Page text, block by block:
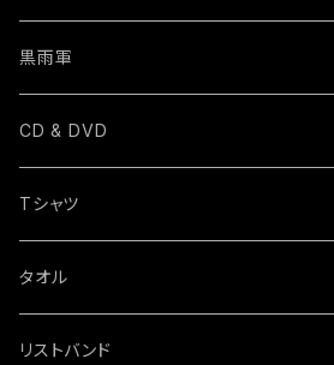
黒雨軍
CD & DVD
Tシャツ
タオル
リストバンド